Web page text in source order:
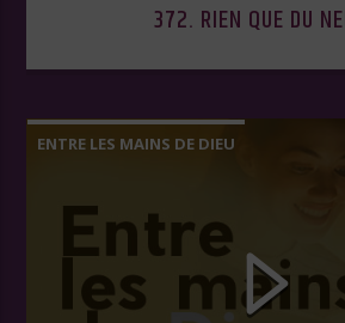
372. RIEN QUE DU
ENTRE LES MAINS DE DIEU